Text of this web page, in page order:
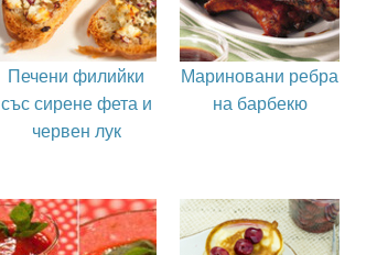
Печени филийки
със сирене фета и
червен лук
Мариновани ребра
на барбекю